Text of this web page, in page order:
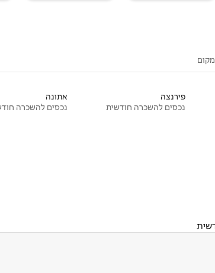
פירנצה
נכסים להשכרה חודשית
אתונה
נכסים להשכרה